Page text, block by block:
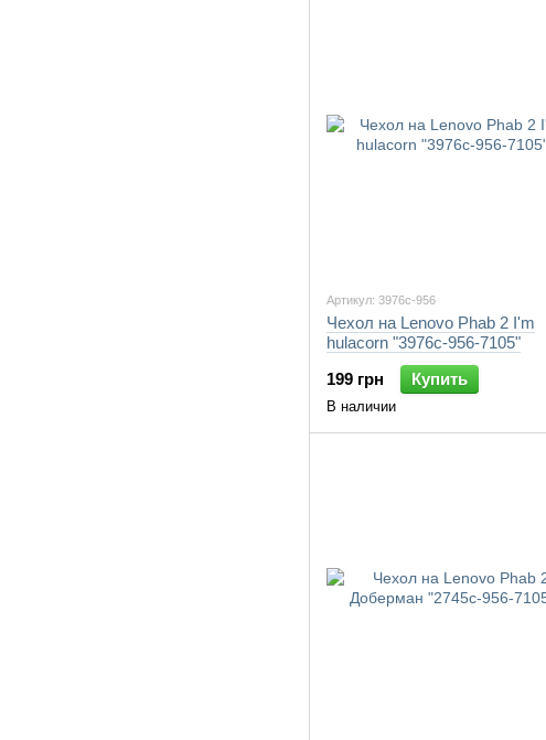
Артикул: 3976c-956
Чехол на Lenovo Phab 2 I'm
hulacorn "3976c-956-7105"
199 грн
Купить
В наличии